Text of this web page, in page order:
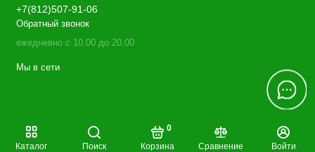
Каталог Поиск Корзина
0
Сравнение
Войти
+7(812)507-91-06
Обратный звонок
ежедневно с 10.00 до 20.00
Мы в сети